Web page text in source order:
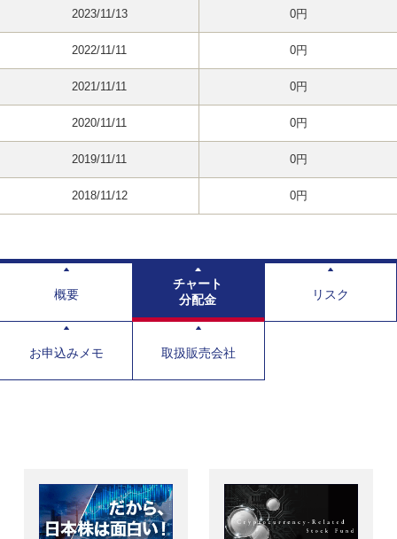
2023/11/13 0円
2022/11/11 0円
2021/11/11 0円
2020/11/11 0円
2019/11/11 0円
2018/11/12 0円
概要
チャート
分配金
リスク
お申込みメモ 取扱販売会社